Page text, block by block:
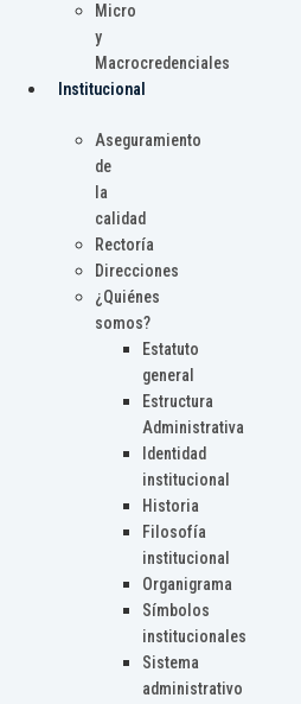
Micro
y
Macrocredenciales
Institucional
Aseguramiento
de
la
calidad
Rectoría
Direcciones
¿Quiénes
somos?
Estatuto
general
Estructura
Administrativa
Identidad
institucional
Historia
Filosofía
institucional
Organigrama
Símbolos
institucionales
Sistema
administrativo